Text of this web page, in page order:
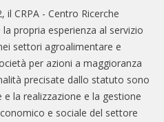
il CRPA - Centro Ricerche
propria esperienza al servizio
settori agroalimentare e
per azioni a maggioranza
precisate dallo statuto sono
e la realizzazione e la gestione
e sociale del settore